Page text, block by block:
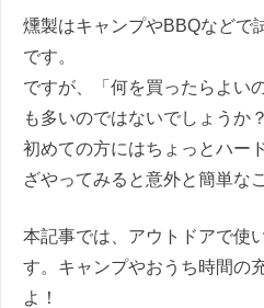
燻製はキャンプやBBQなどで
です。
ですが、「何を買ったらよい
も多いのではないでしょうか？
初めての方にはちょっとハー
ざやってみると意外と簡単な
本記事では、アウトドアで使
す。キャンプやおうち時間の
よ！